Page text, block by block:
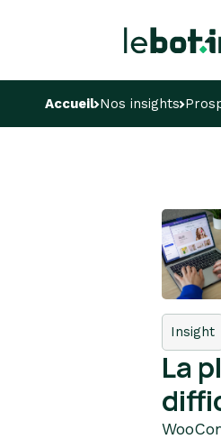
Accueil Nos insights
Insight
La